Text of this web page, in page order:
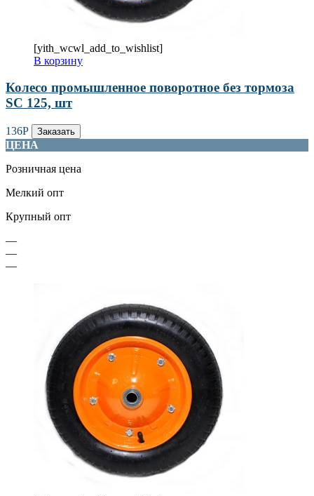
[yith_wcwl_add_to_wishlist]
В корзину
Колесо промышленное поворотное без тормоза
SC 125, шт
136Р Заказать
ЦЕНА
Розничная цена
Мелкий опт
Крупный опт
—
—
—